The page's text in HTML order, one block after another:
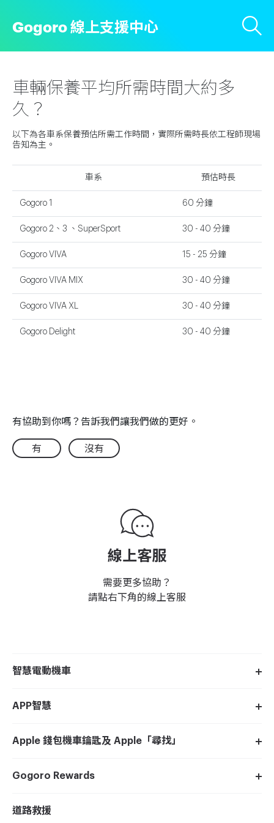
Gogoro 線上支援中心
車輛保養平均所需時間大約多
久？
以下為各車系保養預估所需工作時間，實際所需時長依工程師現場
告知為主。
車系 預估時長
Gogoro 1 60 分鐘
Gogoro 2、3 、SuperSport 30 - 40 分鐘
Gogoro VIVA 15 - 25 分鐘
Gogoro VIVA MIX 30 - 40 分鐘
Gogoro VIVA XL 30 - 40 分鐘
Gogoro Delight 30 - 40 分鐘
有協助到你嗎？告訴我們讓我們做的更好。
有 沒有
線上客服
需要更多協助？
請點右下角的線上客服
智慧電動機車
APP智慧
Apple 錢包機車鑰匙及 Apple「尋找」
Gogoro Rewards
道路救援